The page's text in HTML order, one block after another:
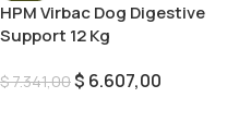
HPM Virbac Dog Digestive
Support 12 Kg
$7.341,00$ 6.607,00